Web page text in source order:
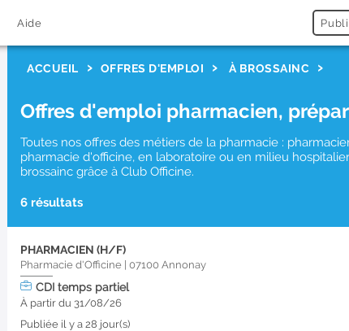
Aide
ACCUEIL OFFRES D'EMPLOI À BROSSAINC
Offres d'emploi pharmacien,
Toutes nos offres des métiers de la pharmacie :
pharmacie d'officine, en laboratoire ou en milieu
brossainc grâce à Club Officine.
6 résultats
PHARMACIEN (H/F)
Pharmacie d'Officine |07100Annonay
CDItemps partiel
À partir du 31/08/26
Publiée il y a 28 jour(s)